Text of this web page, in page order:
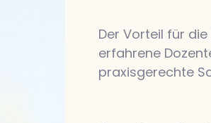
Der Vorteil für
erfahrene
praxisgerechte